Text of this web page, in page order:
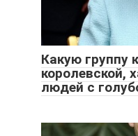
Какую группу
королевской,
людей с